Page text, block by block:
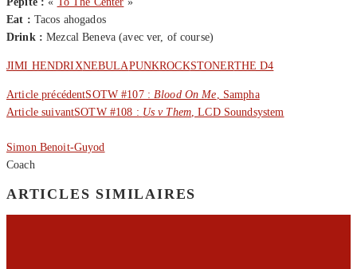
Eat : Tacos ahogados
Drink : Mezcal Beneva (avec ver, of course)
JIMI HENDRIXNEBULAPUNKROCKSTONERTHE D4
Article précédentSOTW #107 :Blood On Me, Sampha
Article suivantSOTW #108 : Us v Them, LCD Soundsystem
Simon Benoit-Guyod
Coach
ARTICLES SIMILAIRES